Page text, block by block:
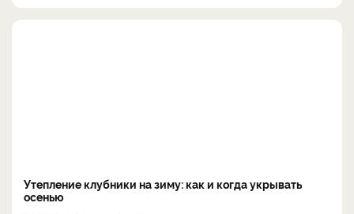
Утепление клубники на зиму: как и когда укрывать
осенью